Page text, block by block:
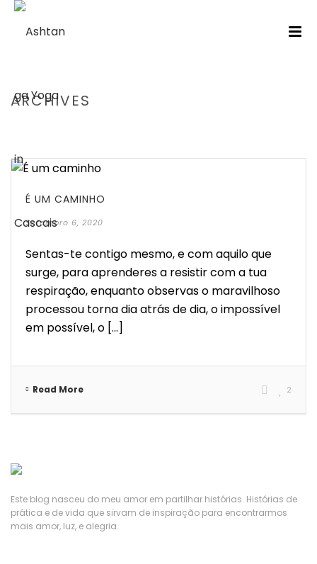
ARCHIVES
É UM CAMINHO
Setembro 6, 2020
Sentas-te contigo mesmo, e com aquilo que
surge, para aprenderes a resistir com a tua
respiração, enquanto observas o maravilhoso
processou torna dia atrás de dia, o impossível
em possível, o [...]
Read More 2
Este blog nasceu do meu amor em partilhar histórias. Histórias de
prática e de vida que sirvam de inspiração para encontrarmos
mais amor, luz, e alegria.